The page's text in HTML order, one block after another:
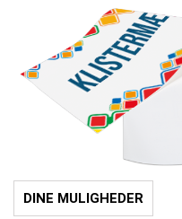
DINE MULIGHEDER